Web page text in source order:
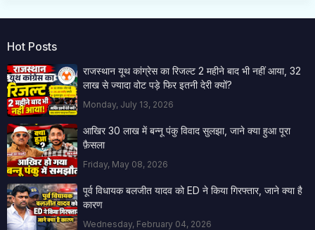
Hot Posts
राजस्थान यूथ कांग्रेस का रिजल्ट 2 महीने बाद भी नहीं आया, 32
लाख से ज्यादा वोट पड़े फिर इतनी देरी क्यों?
Monday, July 13, 2026
आखिर 30 लाख में बन्नू पंकु विवाद सुलझा, जाने क्या हुआ पूरा
फ़ैसला
Friday, May 08, 2026
पूर्व विधायक बलजीत यादव को ED ने किया गिरफ्तार, जाने क्या है
कारण
Wednesday, February 04, 2026